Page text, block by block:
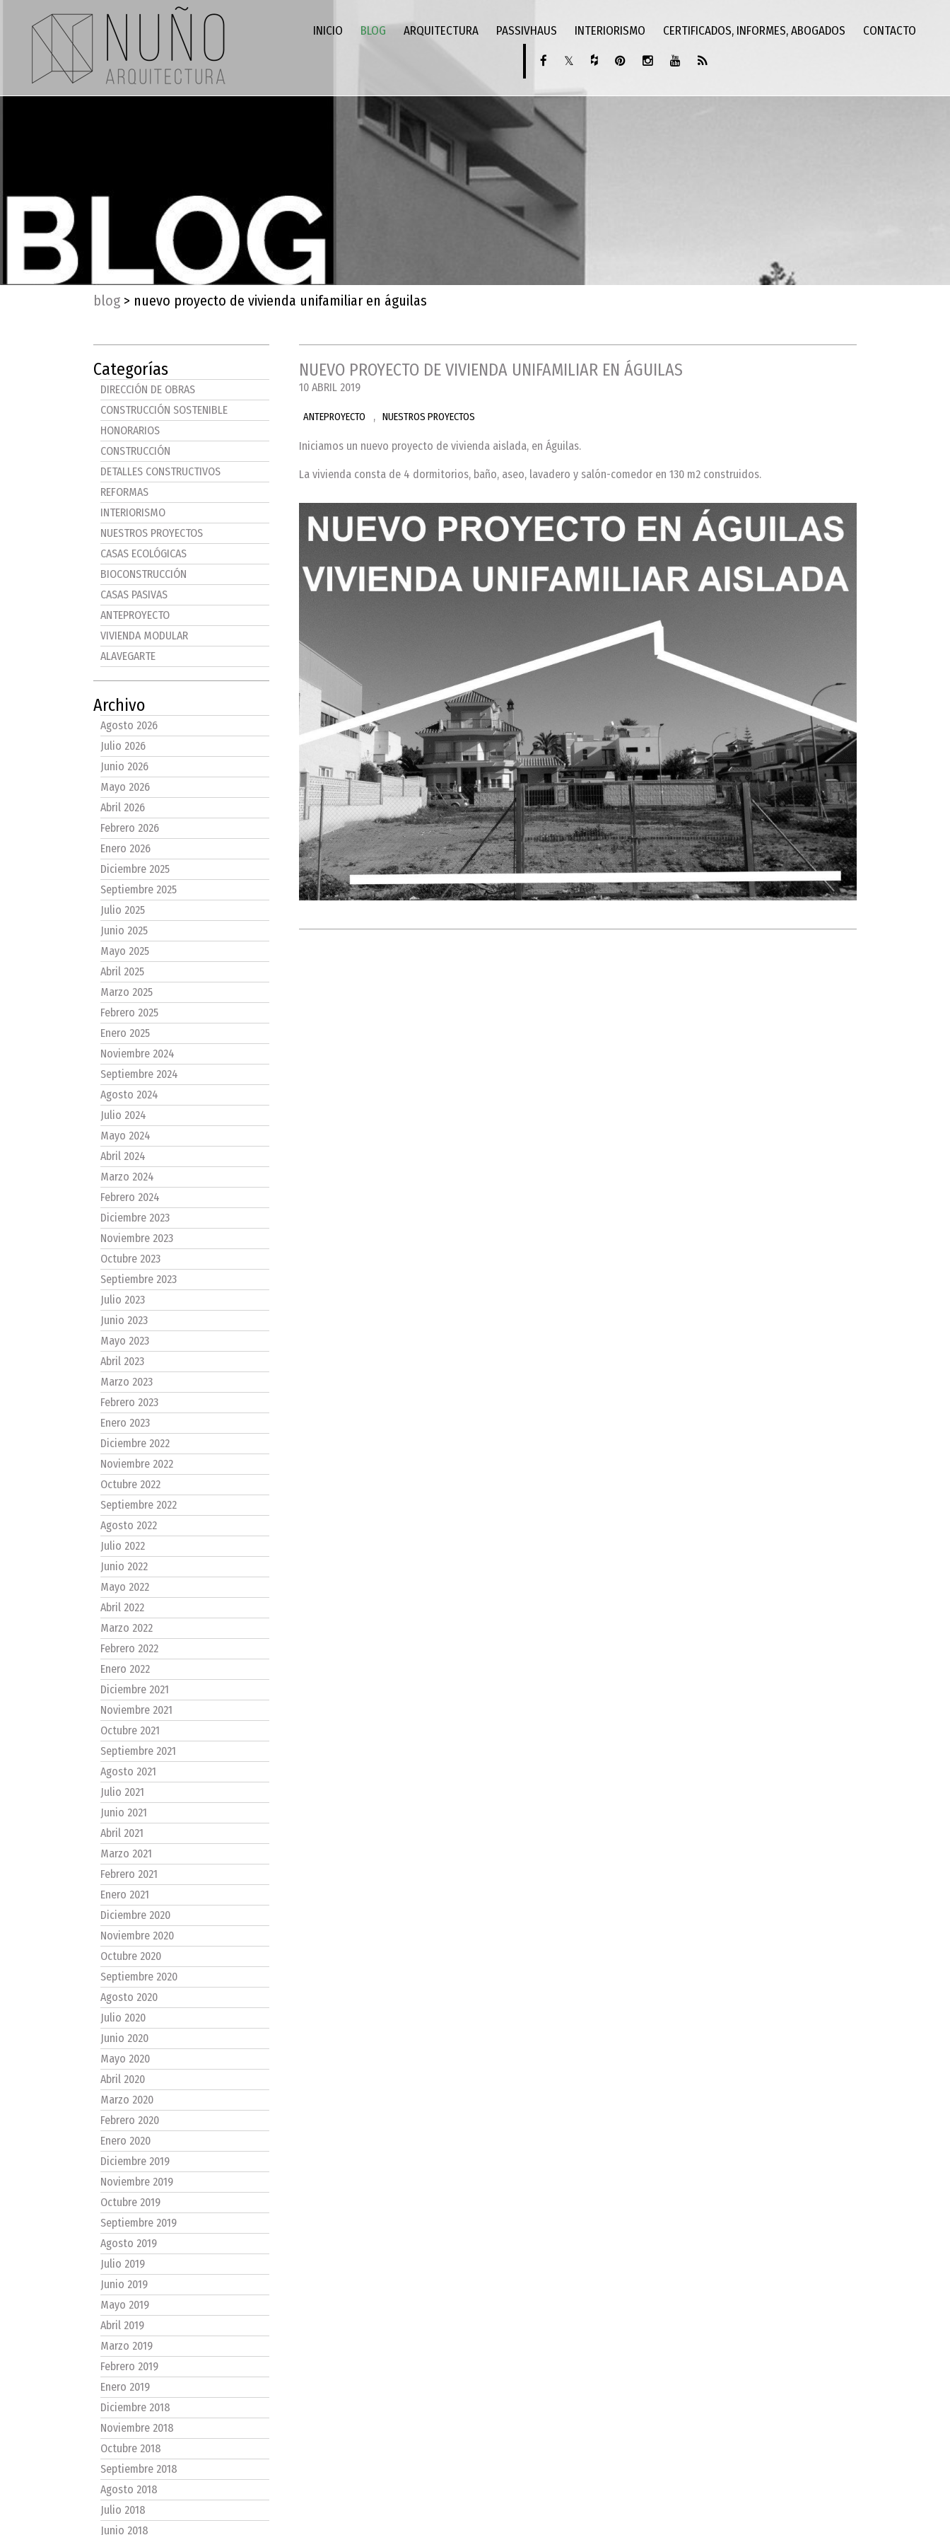
INICIO BLOG ARQUITECTURA PASSIVHAUS INTERIORISMO CERTIFICADOS, INFORMES, ABOGADOS CONTACTO
blog > nuevo proyecto de vivienda unifamiliar en águilas
Categorías
DIRECCIÓN DE OBRAS
CONSTRUCCIÓN SOSTENIBLE
HONORARIOS
CONSTRUCCIÓN
DETALLES CONSTRUCTIVOS
REFORMAS
INTERIORISMO
NUESTROS PROYECTOS
CASAS ECOLÓGICAS
BIOCONSTRUCCIÓN
CASAS PASIVAS
ANTEPROYECTO
VIVIENDA MODULAR
ALAVEGARTE
Archivo
Agosto 2026
Julio 2026
Junio 2026
Mayo 2026
Abril 2026
Febrero 2026
Enero 2026
Diciembre 2025
Septiembre 2025
Julio 2025
Junio 2025
Mayo 2025
Abril 2025
Marzo 2025
Febrero 2025
Enero 2025
Noviembre 2024
Septiembre 2024
Agosto 2024
Julio 2024
Mayo 2024
Abril 2024
Marzo 2024
Febrero 2024
Diciembre 2023
Noviembre 2023
Octubre 2023
Septiembre 2023
Julio 2023
Junio 2023
Mayo 2023
Abril 2023
Marzo 2023
Febrero 2023
Enero 2023
Diciembre 2022
Noviembre 2022
Octubre 2022
Septiembre 2022
Agosto 2022
Julio 2022
Junio 2022
Mayo 2022
Abril 2022
Marzo 2022
Febrero 2022
Enero 2022
Diciembre 2021
Noviembre 2021
Octubre 2021
Septiembre 2021
Agosto 2021
Julio 2021
Junio 2021
Abril 2021
Marzo 2021
Febrero 2021
Enero 2021
Diciembre 2020
Noviembre 2020
Octubre 2020
Septiembre 2020
Agosto 2020
Julio 2020
Junio 2020
Mayo 2020
Abril 2020
Marzo 2020
Febrero 2020
Enero 2020
Diciembre 2019
Noviembre 2019
Octubre 2019
Septiembre 2019
Agosto 2019
Julio 2019
Junio 2019
Mayo 2019
Abril 2019
Marzo 2019
Febrero 2019
Enero 2019
Diciembre 2018
Noviembre 2018
Octubre 2018
Septiembre 2018
Agosto 2018
Julio 2018
Junio 2018
NUEVO PROYECTO DE VIVIENDA UNIFAMILIAR EN ÁGUILAS
10 ABRIL 2019
ANTEPROYECTO , NUESTROS PROYECTOS
Iniciamos un nuevo proyecto de vivienda aislada, en Águilas.
La vivienda consta de 4 dormitorios, baño, aseo, lavadero y salón-comedor en 130 m2 construidos.